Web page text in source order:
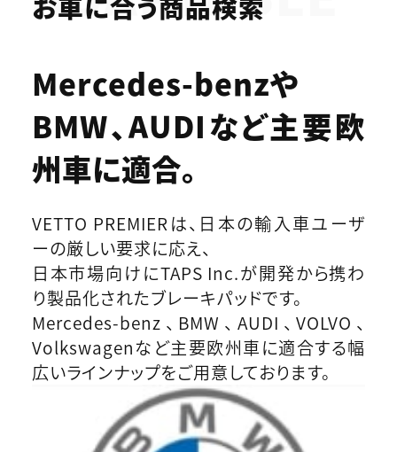
Mercedes-benzや
BMW、AUDIなど主要欧
州車に適合。
VETTO PREMIERは、日本の輸入車ユーザ
ーの厳しい要求に応え、
日本市場向けにTAPS Inc.が開発から携わ
り製品化されたブレーキパッドです。
Mercedes-benz、BMW、AUDI、VOLVO、
Volkswagenなど主要欧州車に適合する幅
広いラインナップをご用意しております。